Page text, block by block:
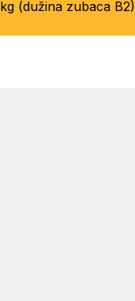
kg (dužina zubaca B2)